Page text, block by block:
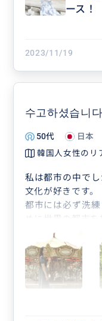
ース！
2023/11/19
수고하셨습니
50代
日本
韓国人女性のリ
私は都市の中で
文化が好きです。
都市には必ず洗
めに世界の都市
今回はソウルの
訪れました。
ジュジュさんの案
私は日本でしか暮
彼女は日本の文